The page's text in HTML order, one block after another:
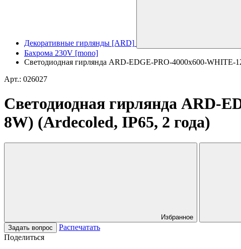
Декоративные гирлянды [ARD]
Бахрома 230V [mono]
Светодиодная гирлянда ARD-EDGE-PRO-4000x600-
Арт.: 026027
Светодиодная гирлянда ARD-
8W) (Ardecoled, IP65, 2 года)
Избранное
Задать вопрос
Распечатать
Поделиться